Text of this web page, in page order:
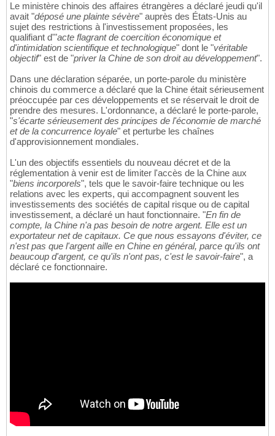
Le ministère chinois des affaires étrangères a déclaré jeudi qu'il
avait "déposé une plainte sévère" auprès des États-Unis au
sujet des restrictions à l'investissement proposées, les
qualifiant d'"acte flagrant de coercition économique et
d'intimidation scientifique et technologique" dont le "véritable
objectif" est de "priver la Chine de son droit au développement".
Dans une déclaration séparée, un porte-parole du ministère
chinois du commerce a déclaré que la Chine était sérieusement
préoccupée par ces développements et se réservait le droit de
prendre des mesures. L'ordonnance, a déclaré le porte-parole,
"s'écarte sérieusement des principes de l'économie de marché
et de la concurrence loyale" et perturbe les chaînes
d'approvisionnement mondiales.
L'un des objectifs essentiels du nouveau décret et de la
réglementation à venir est de limiter l'accès de la Chine aux
"biens incorporels", tels que le savoir-faire technique ou les
relations avec les experts, qui accompagnent souvent les
investissements des sociétés de capital risque ou de capital
investissement, a déclaré un haut fonctionnaire. "En fin de
compte, la Chine n'a pas besoin de notre argent. Elle est un
exportateur net de capitaux. Ce que nous essayons d'éviter, ce
n'est pas que l'argent aille en Chine en général, parce qu'ils ont
beaucoup d'argent, ce qu'ils n'ont pas, c'est le savoir-faire", a
déclaré ce fonctionnaire.